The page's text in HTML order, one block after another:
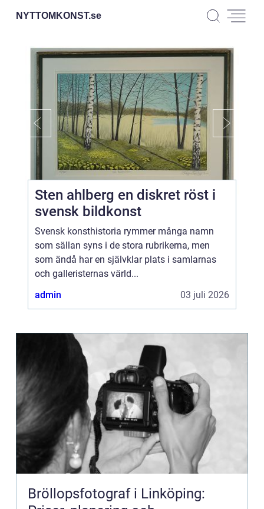
NYTTOMKONST.se
Sten ahlberg en diskret röst i
svensk bildkonst
Svensk konsthistoria rymmer många namn
som sällan syns i de stora rubrikerna, men
som ändå har en självklar plats i samlarnas
och galleristernas värld...
admin
03 juli 2026
Bröllopsfotograf i Linköping: